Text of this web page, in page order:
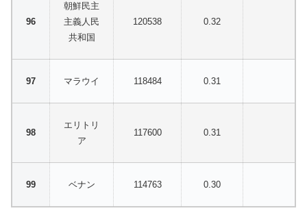
朝鮮民主
主義人民
共和国
120538 0.32
マラウイ 118484 0.31
エリトリ
ア
117600 0.31
ベナン 114763 0.30